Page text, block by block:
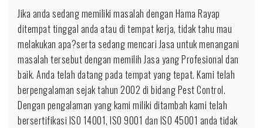
Hama
Rayap
Profesional
untuk
daerah
Sumedang
Jika anda sedang memiliki masalah dengan Hama Rayap
ditempat tinggal anda atau di tempat kerja, tidak tahu mau
melakukan apa?serta sedang mencari Jasa untuk menangani
masalah tersebut dengan memilih Jasa yang Profesional dan
baik. Anda telah datang pada tempat yang tepat. Kami telah
berpengalaman sejak tahun 2002 di bidang Pest Control.
Dengan pengalaman yang kami miliki ditambah kami telah
bersertifikasi ISO 14001, ISO 9001 dan ISO 45001 anda tidak